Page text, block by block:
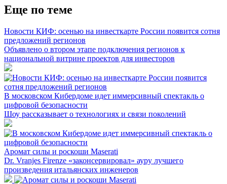
Еще по теме
Новости КИФ: осенью на инвесткарте России появится сотня
предложений регионов
Объявлено о втором этапе подключения регионов к
национальной витрине проектов для инвесторов
В московском Кибердоме идет иммерсивный спектакль о
цифровой безопасности
Шоу рассказывает о технологиях и связи поколений
Аромат силы и роскоши Maserati
Dr. Vranjes Firenze «законсервировал» ауру лучшего
произведения итальянских инженеров